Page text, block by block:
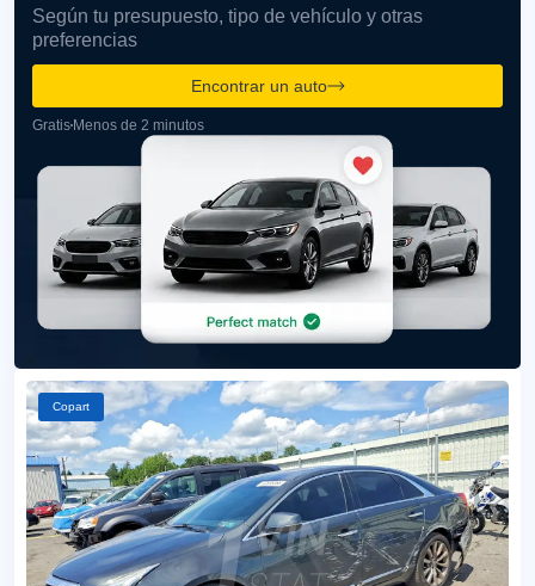
Según tu presupuesto, tipo de vehículo y otras
preferencias
Encontrar un auto
Gratis Menos de 2 minutos
Copart